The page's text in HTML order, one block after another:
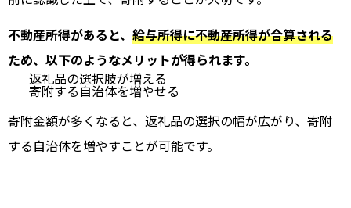
不動産所得があると、 給与所得に不動産所得が合算される
ため、以下のようなメリットが得られます。
返礼品の選択肢が増える
寄附する自治体を増やせる
寄附金額が多くなると、返礼品の選択の幅が広がり、寄附
する自治体を増やすことが可能です。